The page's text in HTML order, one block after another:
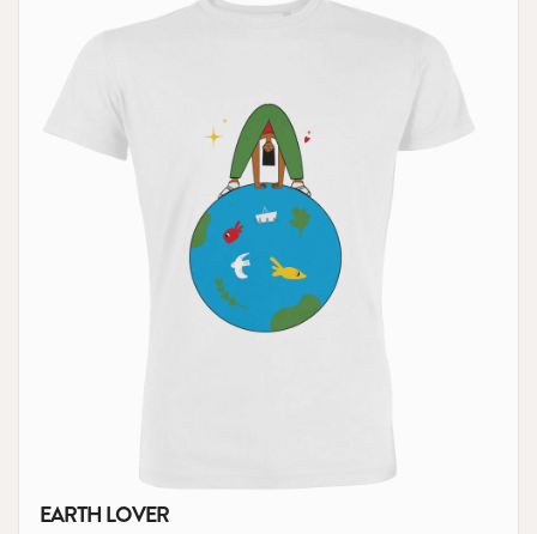
EARTH LOVER